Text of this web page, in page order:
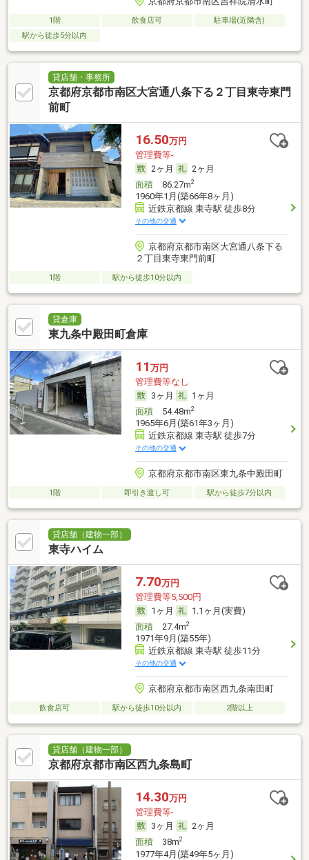
1階 飲食店可
駐車場(近隣含)
駅から徒歩5分以内
貸店舗・事務所
京都府京都市南区大宮通八条下る２丁目東寺東門
前町
16.50万円
管理費等-
2ヶ月
2ヶ月
面積86.27m2
1960年1月(築66年8ヶ月)
近鉄京都線 東寺駅 徒歩8分
その他の交通
京都府京都市南区大宮通八条下る
２丁目東寺東門前町
1階 駅から徒歩10分以内
貸倉庫
東九条中殿田町倉庫
11 万円
管理費等なし
3ヶ月
1ヶ月
面積54.48m2
1965年6月(築61年3ヶ月)
近鉄京都線 東寺駅 徒歩7分
その他の交通
京都府京都市南区東九条中殿田町
1階 即引き渡し可 駅から徒歩7分以内
貸店舗（建物一部）
東寺ハイム
7.70万円
管理費等5,500円
1ヶ月
1.1ヶ月(実費)
面積27.4m2
1971年9月(築55年)
近鉄京都線 東寺駅 徒歩11分
その他の交通
京都府京都市南区西九条南田町
飲食店可 駅から徒歩10分以内 2階以上
貸店舗（建物一部）
京都府京都市南区西九条島町
14.30万円
管理費等-
3ヶ月
2ヶ月
面積38m2
1977年4月(築49年5ヶ月)